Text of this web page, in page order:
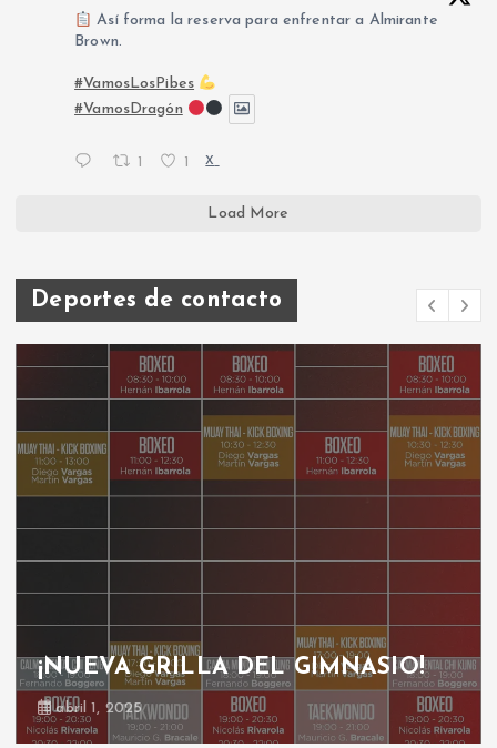
Así forma la reserva para enfrentar a Almirante
Brown.
#VamosLosPibes
#VamosDragón
1 1 X
Load More
Deportes de contacto
¡NUEVA GRILLA DEL GIMNASIO!
abril 1, 2025